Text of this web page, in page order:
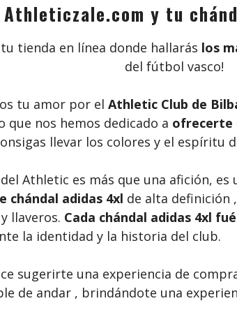
Athleticzale.com y tu
tienda en línea donde hallarás los
del fútbol vasco!
tu amor por el Athletic Club de
que nos hemos dedicado a ofrecerte
llevar los colores y el espíritu
Athletic es más que una afición, es
chándal adidas 4xl de alta definición
llaveros. Cada chándal adidas 4xl
la identidad y la historia del club.
sugerirte una experiencia de
de andar , brindándote una